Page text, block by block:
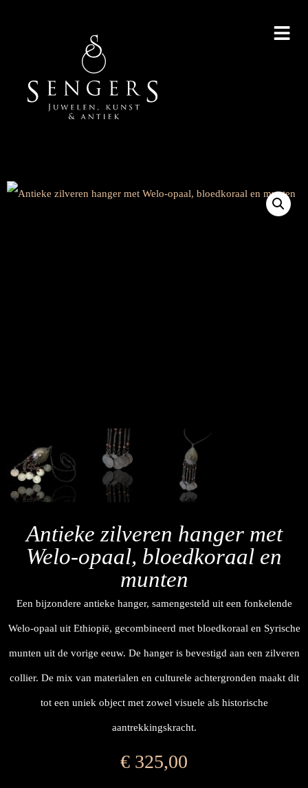
Antieke zilveren hanger met
Welo-opaal, bloedkoraal en
munten
Een bijzondere antieke hanger, samengesteld uit een fonkelende
Welo-opaal uit Ethiopië, gecombineerd met bloedkoraal en Syrische
munten uit de vorige eeuw. De hanger is bevestigd aan een zilveren
collier. De mix van materialen en culturele achtergronden maakt dit
tot een uniek object met zowel visuele als historische
aantrekkingskracht.
€ 325,00